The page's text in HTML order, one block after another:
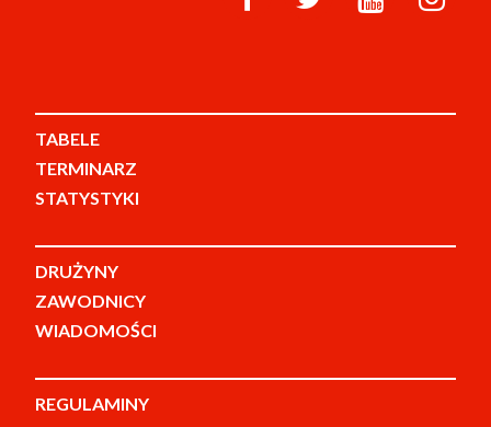
TABELE
TERMINARZ
STATYSTYKI
DRUŻYNY
ZAWODNICY
WIADOMOŚCI
REGULAMINY